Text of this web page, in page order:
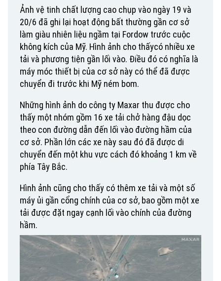
Ảnh vệ tinh chất lượng cao chụp vào ngày 19 và
20/6 đã ghi lại hoạt động bất thường gần cơ sở
làm giàu nhiên liệu ngầm tại Fordow trước cuộc
không kích của Mỹ. Hình ảnh cho thấycó nhiều xe
tải và phương tiện gần lối vào. Điều đó có nghĩa là
máy móc thiết bị của cơ sở này có thể đã được
chuyển đi trước khi Mỹ ném bom.
Những hình ảnh do công ty Maxar thu được cho
thấy một nhóm gồm 16 xe tải chở hàng đậu dọc
theo con đường dẫn đến lối vào đường hầm của
cơ sở. Phần lớn các xe này sau đó đã được di
chuyển đến một khu vực cách đó khoảng 1 km về
phía Tây Bắc.
Hình ảnh cũng cho thấy có thêm xe tải và một số
máy ủi gần cổng chính của cơ sở, bao gồm một xe
tải được đặt ngay cạnh lối vào chính của đường
hầm.